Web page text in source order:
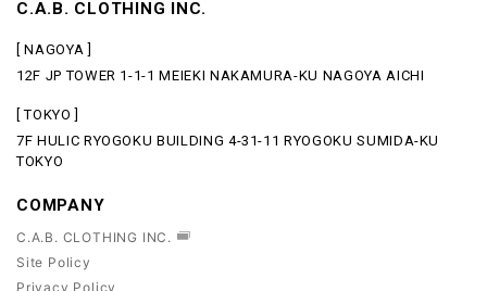
C.A.B. CLOTHING INC.
[ NAGOYA ]
12F JP TOWER 1-1-1 MEIEKI NAKAMURA-KU NAGOYA AICHI
[ TOKYO ]
7F HULIC RYOGOKU BUILDING 4-31-11 RYOGOKU SUMIDA-KU
TOKYO
COMPANY
C.A.B. CLOTHING INC.
Site Policy
Privacy Policy